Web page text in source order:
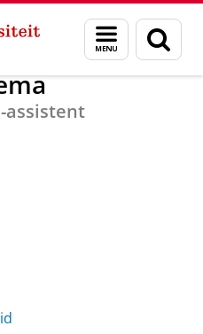
Menu
en
zoeken
Zuidema
assistent